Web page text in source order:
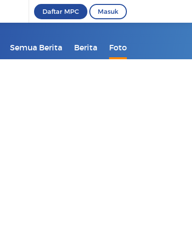
Daftar MPC Masuk
Semua Berita Berita Foto